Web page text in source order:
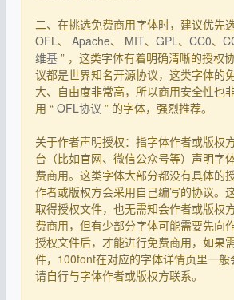
二、在挑选免费商用字体时，建议优先
OFL、 Apache、 MIT、 GPL、 CC0、
维基 ” ，这类字体有着明确清晰的授权
议都是世界知名开源协议，这类字体的
大、自由度非常高，所以商用安全性也
用 “ OFL协议 ” 的字体，强烈推荐。
关于作者声明授权：指字体作者或版权
台（比如官网、微信公众号等）声明字
费商用。这类字体大部分都没有具体的
作者或版权方会采用自己编写的协议。
取得授权文件，也无需知会作者或版权
费商用，但有少部分字体可能需要先向
授权文件后，才能进行免费商用，如果
件，100font在对应的字体详情页里一般
请自行与字体作者或版权方联系。